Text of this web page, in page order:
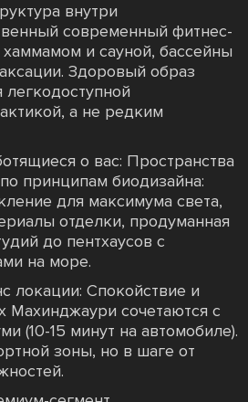
внутри
современный фитнес-
хаммамом и сауной, бассейны
Здоровый образ
легкодоступной
а не редким
о вас: Пространства
принципам биодизайна:
для максимума света,
отделки, продуманная
до пентхаусов с
на море.
локации: Спокойствие и
Махинджаури сочетаются с
(10-15 минут на автомобиле).
зоны, но в шаге от